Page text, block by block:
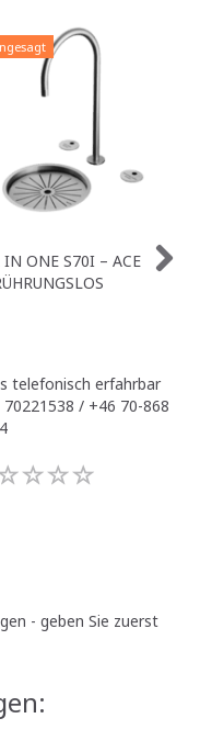
IN ONE S70I – ACE
telefonisch erfahrbar
70221538 / +46 70-868
- geben Sie zuerst